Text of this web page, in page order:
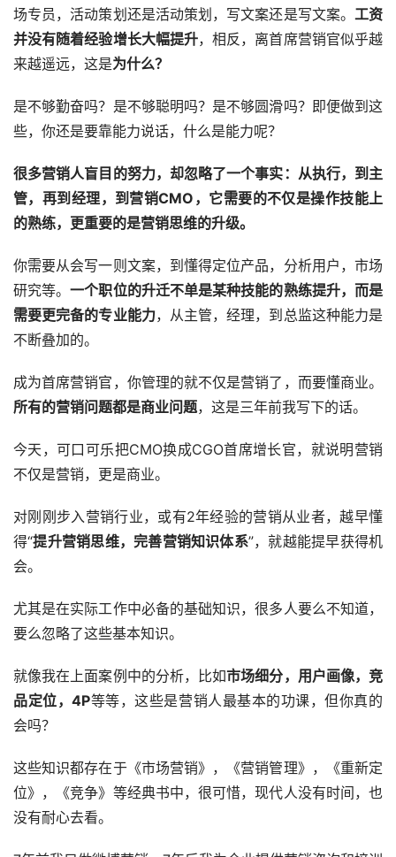
场专员，活动策划还是活动策划，写文案还是写文案。 工资
并没有随着经验增长大幅提升，相反，离首席营销官似乎越
来越遥远，这是为什么？
是不够勤奋吗？是不够聪明吗？是不够圆滑吗？即便做到这
些，你还是要靠能力说话，什么是能力呢？
很多营销人盲目的努力，却忽略了一个事实：从执行，到主
管，再到经理，到营销CMO，它需要的不仅是操作技能上
的熟练，更重要的是营销思维的升级。
你需要从会写一则文案，到懂得定位产品，分析用户，市场
研究等。一个职位的升迁不单是某种技能的熟练提升，而是
需要更完备的专业能力，从主管，经理，到总监这种能力是
不断叠加的。
成为首席营销官，你管理的就不仅是营销了，而要懂商业。
所有的营销问题都是商业问题，这是三年前我写下的话。
今天，可口可乐把CMO换成CGO首席增长官，就说明营销
不仅是营销，更是商业。
对刚刚步入营销行业，或有2年经验的营销从业者，越早懂
得“提升营销思维，完善营销知识体系”，就越能提早获得机
会。
尤其是在实际工作中必备的基础知识，很多人要么不知道，
要么忽略了这些基本知识。
就像我在上面案例中的分析，比如市场细分，用户画像，竞
品定位，4P等等，这些是营销人最基本的功课，但你真的
会吗？
这些知识都存在于《市场营销》，《营销管理》，《重新定
位》，《竞争》等经典书中，很可惜，现代人没有时间，也
没有耐心去看。